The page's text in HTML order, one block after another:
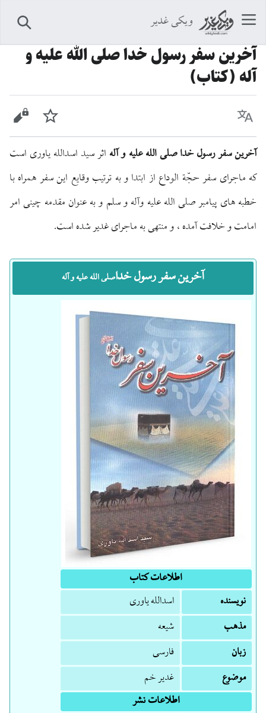
ویکی غدیر
آخرین سفر رسول خدا صلی الله علیه و
آله (کتاب)
زبان پیگیری
آخرین سفر رسول خدا صلی الله علیه و آله اثر سید اسدالله یاوری است
که ماجرای سفر حجّة الوداع از ابتدا و به ترتیب وقایع این سفر همراه با
خطبه های پیامبر صلی الله علیه وآله و سلم و به عنوان مقدمه چینی امر
امامت و خلافت آمده ، و منتهی به ماجرای غدیر شده است.
آخرین سفر رسول خداصلی الله علیه و آله
اطلاعات کتاب
نویسنده
اس‍دال‍ل‍ه‌ ی‍اوری‌
مذهب
شیعه
زبان
فارسی
موضوع
غدیر خم
اطلاعات نشر